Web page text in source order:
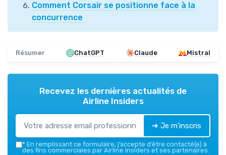
Comment Corsair se positionne face à la
concurrence
Résumer ChatGPT Claude Mistral
Recevez les dernières actualités de
Airline Insiders
➔ Je m'inscris
* En remplissant ce formulaire, j’accepte d’être contacté(e) à
des fins commerciales par Airline Insiders et ses partenaires.